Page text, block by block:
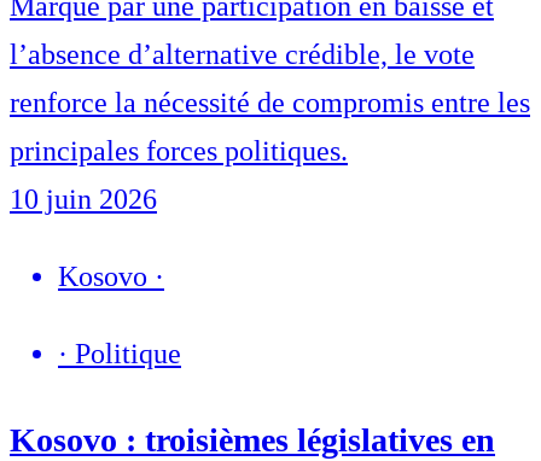
Marqué par une participation en baisse et
l’absence d’alternative crédible, le vote
renforce la nécessité de compromis entre les
principales forces politiques.
10 juin 2026
Kosovo ·
· Politique
Kosovo : troisièmes législatives en